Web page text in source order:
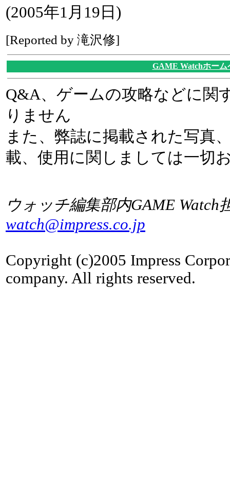
(2005年1月19日)
[Reported by 滝沢修]
GAME Watchホーム
Q&A、ゲームの攻略などに関
りません
また、弊誌に掲載された写真
載、使用に関しましては一切
ウォッチ編集部内GAME Watch
watch@impress.co.jp
Copyright (c)2005 Impress
company. All rights reserved.